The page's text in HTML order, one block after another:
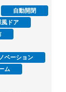
自動開閉
風ドア
ベーション
ム